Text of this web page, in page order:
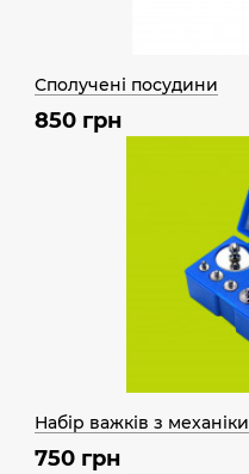
Сполучені посудини
850 грн
Набір важків з механіки
750 грн